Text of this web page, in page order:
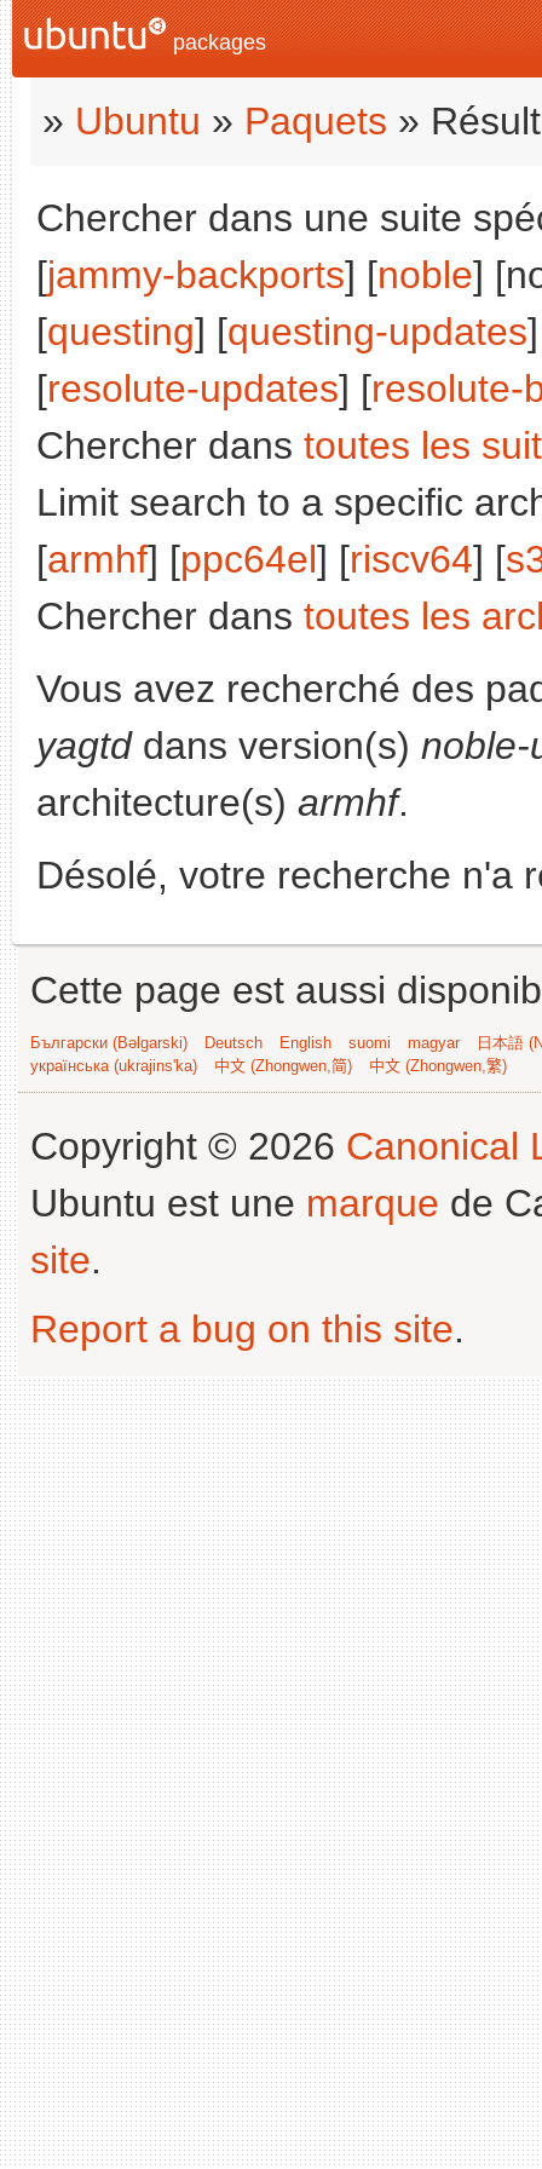
packages
» Ubuntu » Paquets »
Chercher dans une suite
[jammy-backports] [noble]
[questing] [questing-updates
[resolute-updates] [resolute-
Chercher dans toutes les
Limit search to a specific
[armhf] [ppc64el] [riscv64] [
Chercher dans toutes les
Vous avez recherché des
yagtddans version(s) noble-
architecture(s) armhf.
Désolé, votre recherche n'a
Cette page est aussi
Български (Bəlgarski) Deutsch English suomi magyar
日本語
українська (ukrajins'ka)
中文 (Zhongwen,简) 中文 (Zhongwen,繁)
Copyright © 2026 Canonical
Ubuntu est une marque de
site.
Report a bug on this site.